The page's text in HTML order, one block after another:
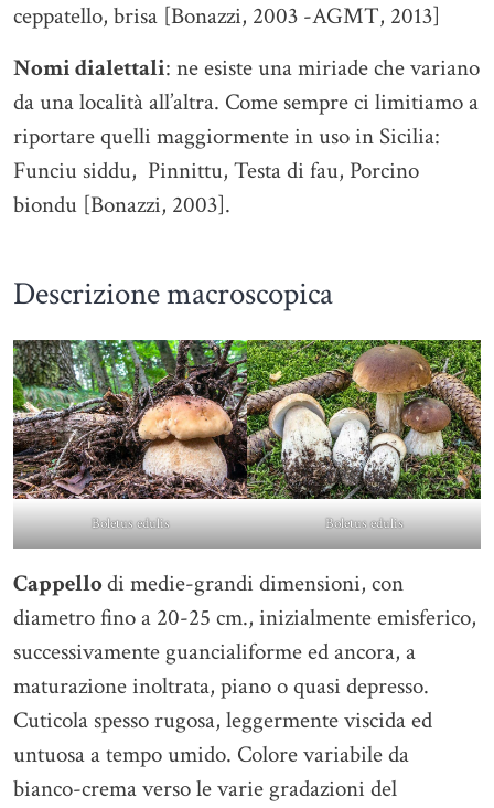
ceppatello, brisa [Bonazzi, 2003 -AGMT, 2013]
Nomi dialettali: ne esiste una miriade che variano
da una località all’altra. Come sempre ci limitiamo a
riportare quelli maggiormente in uso in Sicilia:
Funciu siddu, Pinnittu, Testa di fau, Porcino
biondu [Bonazzi, 2003].
Descrizione macroscopica
Boletus edulis Boletus edulis
Cappellodi medie-grandi dimensioni, con
diametro fino a 20-25 cm., inizialmente emisferico,
successivamente guancialiforme ed ancora, a
maturazione inoltrata, piano o quasi depresso.
Cuticola spesso rugosa, leggermente viscida ed
untuosa a tempo umido. Colore variabile da
bianco-crema verso le varie gradazioni del